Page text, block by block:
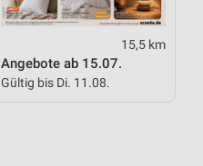
15,5 km
Angebote ab 15.07.
Gültig bis Di. 11.08.